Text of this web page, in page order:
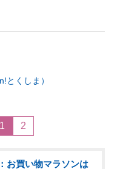
くしま）
1 2
お買い物マラソンは